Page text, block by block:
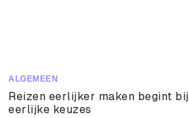
ALGEMEEN
Reizen eerlijker maken begint bij
eerlijke keuzes